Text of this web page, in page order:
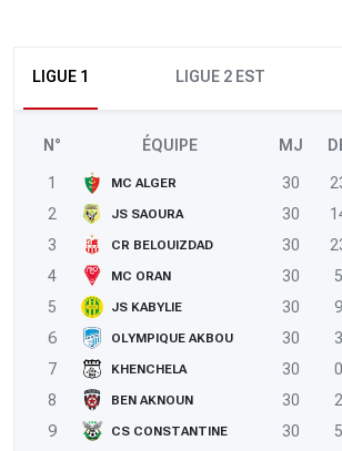
LIGUE 1 LIGUE 2 EST
N° ÉQUIPE MJ
1 MC ALGER 30
2
JS SAOURA 30
3
CR BELOUIZDAD 30
4
MC ORAN 30 5
5
JS KABYLIE 30 9
6
OLYMPIQUE AKBOU 30 3
7
KHENCHELA 30 0
8
BEN AKNOUN 30 2
9
CS CONSTANTINE 30 5